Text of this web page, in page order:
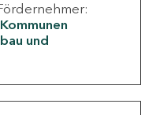
Kommunen
und